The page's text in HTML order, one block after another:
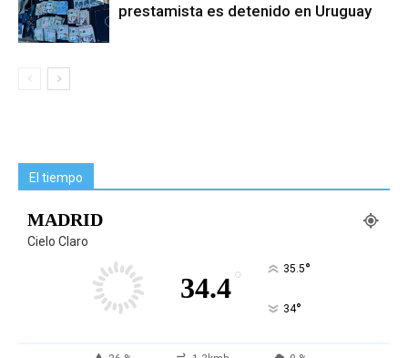
prestamista es detenido en Uruguay
El tiempo
MADRID
Cielo Claro
34.4° 35.5°
34°